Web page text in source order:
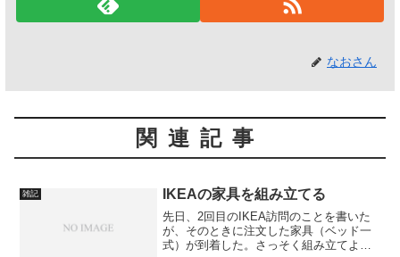
なおさん
関連記事
雑記 IKEAの家具を組み立てる
先日、2回目のIKEA訪問のことを書いた
が、そのときに注文した家具（ベッド一
式）が到着した。さっそく組み立てよう